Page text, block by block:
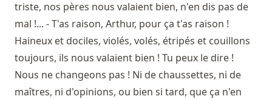
triste, nos pères nous valaient bien, n'en dis pas de
mal !... - T'as raison, Arthur, pour ça t'as raison !
Haineux et dociles, violés, volés, étripés et couillons
toujours, ils nous valaient bien ! Tu peux le dire !
Nous ne changeons pas ! Ni de chaussettes, ni de
maîtres, ni d'opinions, ou bien si tard, que ça n'en